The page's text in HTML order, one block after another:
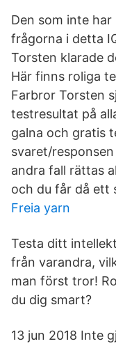
Den som inte
frågorna i detta
Torsten klarade
Här finns roliga
Farbror Torsten
testresultat på
galna och gratis
svaret/
andra fall rättas
och du får då ett
Freia yarn
Testa ditt
från varandra,
man först tror!
du dig smart?
13 jun 2018 Inte